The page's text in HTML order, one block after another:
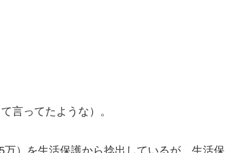
言ってたような）。